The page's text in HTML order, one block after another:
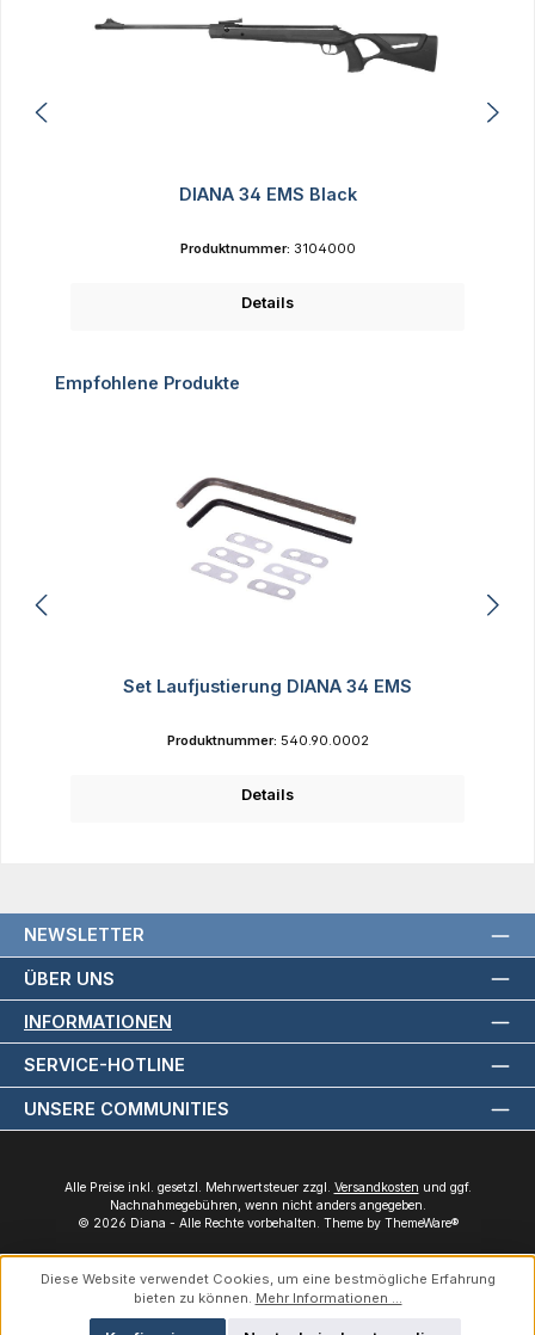
DIANA 34 EMS Black
Produktnummer: 3104000
Details
Produktgalerie überspringen
Empfohlene Produkte
Set Laufjustierung DIANA 34 EMS
Produktnummer: 540.90.0002
Details
NEWSLETTER
ÜBER UNS
INFORMATIONEN
SERVICE-HOTLINE
UNSERE COMMUNITIES
Alle Preise inkl. gesetzl. Mehrwertsteuer zzgl. Versandkosten und ggf.
Nachnahmegebühren, wenn nicht anders angegeben.
© 2026 Diana - Alle Rechte vorbehalten. Theme by ThemeWare®
Diese Website verwendet Cookies, um eine bestmögliche Erfahrung
bieten zu können. Mehr Informationen ...